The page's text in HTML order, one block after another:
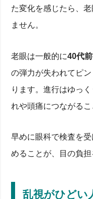
た変化を感じたら、
ません。
老眼は一般的に40代
の弾力が失われてピ
ります。進行はゆっ
れや頭痛につながるこ
早めに眼科で検査を
めることが、目の負担
乱視がひどい